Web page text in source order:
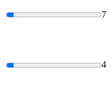
7
4